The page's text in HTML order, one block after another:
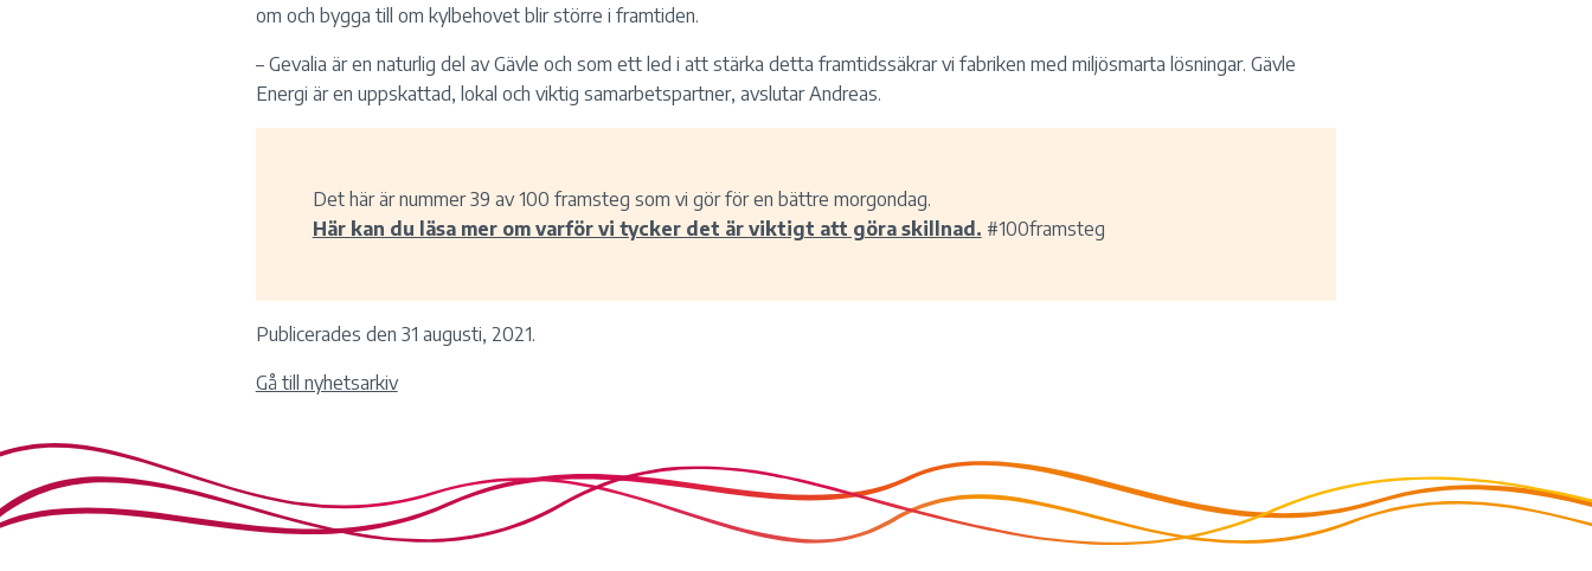
om och bygga till om kylbehovet blir större i framtiden.
– Gevalia är en naturlig del av Gävle och som ett led i att stärka detta framtidssäkrar vi fabriken med miljösmarta lösningar. Gävle
Energi är en uppskattad, lokal och viktig samarbetspartner, avslutar Andreas.
Det här är nummer 39 av 100 framsteg som vi gör för en bättre morgondag.
Här kan du läsa mer om varför vi tycker det är viktigt att göra skillnad. #100framsteg
Publicerades den 31 augusti, 2021.
Gå till nyhetsarkiv